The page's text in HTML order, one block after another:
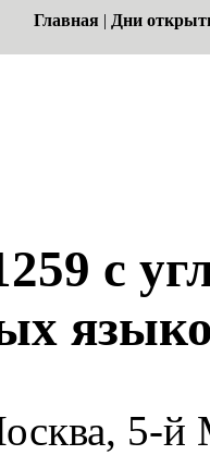
Главная | Дни
с
5-й